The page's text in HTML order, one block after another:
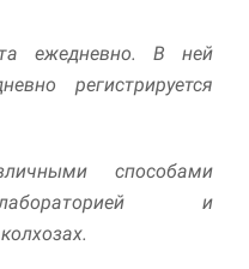
ежедневно. В ней
регистрируется
способами
лабораторией и
функциональность
и структуру веб-
сайта, исходя из
Пользовательский
опыт